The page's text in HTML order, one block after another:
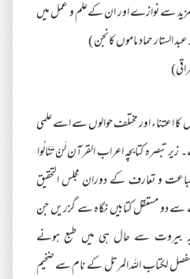
مزید سے نوازے اور ان کےعلم و عمل میں
الستار حماد ماموں کانجن )
اعتناء اور مختلف حوالوں سے اسے علمی
زیر تبصرہ کتابچہ اعراب القرآن لَنْ تَنَالُوا
و تعارف کے دوران مجلس التحقیق
سے دو مستقل کتابیں نگاہ سے گزریں جن
بیروت سے حال ہی میں طبع ہونے
المفصل لکتاب اللہ المرتل کے نام سے ضخیم